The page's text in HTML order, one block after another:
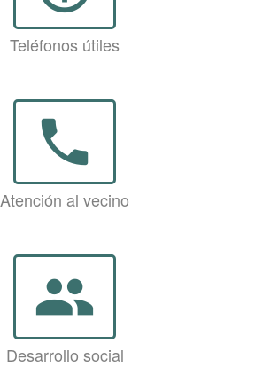
Teléfonos útiles
phone
Atención al vecino
group
Desarrollo social